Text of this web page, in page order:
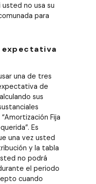
no usa su
para
expectativa
una de tres
de
sus
Fija
Es
una vez usted
y la tabla
no podrá
el periodo
cuando